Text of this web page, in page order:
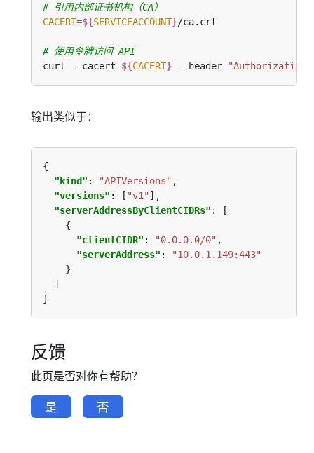
# 引用内部证书机构（CA）
CACERT=${SERVICEACCOUNT}
# 使用令牌访问 API
curl --cacert ${CACERT} --header
输出类似于：
"kind" : "APIVersions"
"versions" : [ "v1"
"serverAddressByClientCIDRs"
"clientCIDR" : "0.0.0.0/0"
"serverAddress" :
"10.0.1.149:443"
反馈
此页是否对你有帮助？
是 否